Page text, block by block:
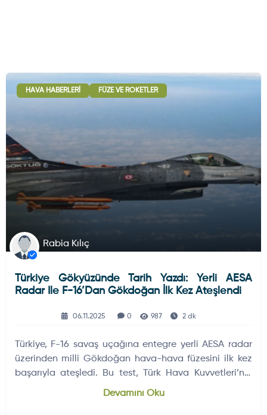
HAVA HABERLERI FÜZE VE ROKETLER
Rabia Kılıç
Türkiye Gökyüzünde Tarih Yazdı: Yerli AESA
Radar Ile F-16’dan Gökdoğan İlk Kez Ateşlendi
06.11.2025 0 987 2 dk
Türkiye, F-16 savaş uçağına entegre yerli AESA radar
üzerinden milli Gökdoğan hava-hava füzesini ilk kez
başarıyla ateşledi. Bu test, Türk Hava Kuvvetleri’nin
geleceğini doğrudan şekillendirecek stratejik bir eşik
Devamını Oku